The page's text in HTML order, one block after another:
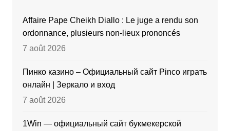
Affaire Pape Cheikh Diallo : Le juge a rendu son
ordonnance, plusieurs non-lieux prononcés
7 août 2026
Пинко казино – Официальный сайт Pinco играть
онлайн | Зеркало и вход
7 août 2026
1Win — официальный сайт букмекерской